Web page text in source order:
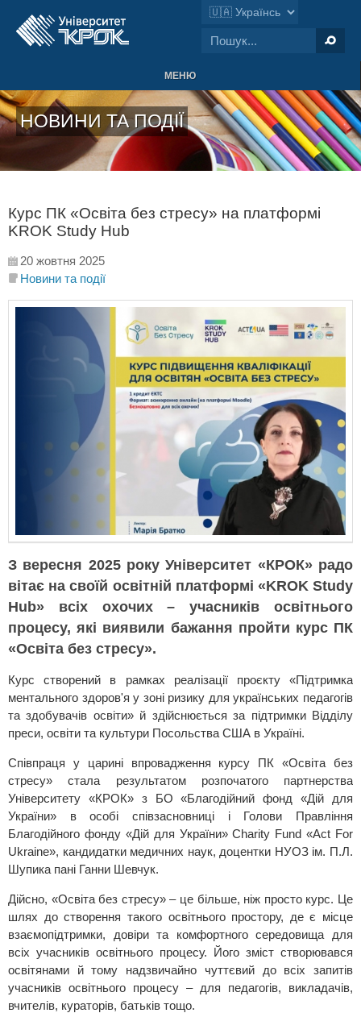
МЕНЮ
НОВИНИ ТА ПОДІЇ
Курс ПК «Освіта без стресу» на платформі
KROK Study Hub
20 жовтня 2025
Новини та події
З вересня 2025 року Університет «КРОК» радо
вітає на своїй освітній платформі «KROK Study
Hub» всіх охочих – учасників освітнього
процесу, які виявили бажання пройти курс ПК
«Освіта без стресу».
Курс створений в рамках реалізації проєкту «Підтримка
ментального здоров'я у зоні ризику для українських педагогів
та здобувачів освіти» й здійснюється за підтримки Відділу
преси, освіти та культури Посольства США в Україні.
Співпраця у царині впровадження курсу ПК «Освіта без
стресу» стала результатом розпочатого партнерства
Університету «КРОК» з БО «Благодійний фонд «Дій для
України» в особі співзасновниці і Голови Правління
Благодійного фонду «Дій для України» Charity Fund «Act For
Ukraine», кандидатки медичних наук, доцентки НУОЗ ім. П.Л.
Шупика пані Ганни Шевчук.
Дійсно, «Освіта без стресу» – це більше, ніж просто курс. Це
шлях до створення такого освітнього простору, де є місце
взаємопідтримки, довіри та комфортного середовища для
всіх учасників освітнього процесу. Його зміст створювався
освітянами й тому надзвичайно чуттєвий до всіх запитів
учасників освітнього процесу – для педагогів, викладачів,
вчителів, кураторів, батьків тощо.